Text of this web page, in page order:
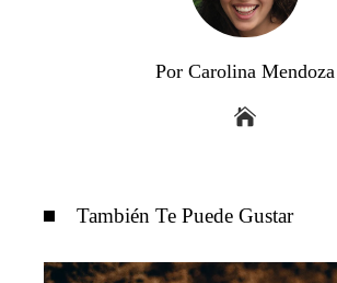
Por Carolina Mendoza
También Te Puede Gustar